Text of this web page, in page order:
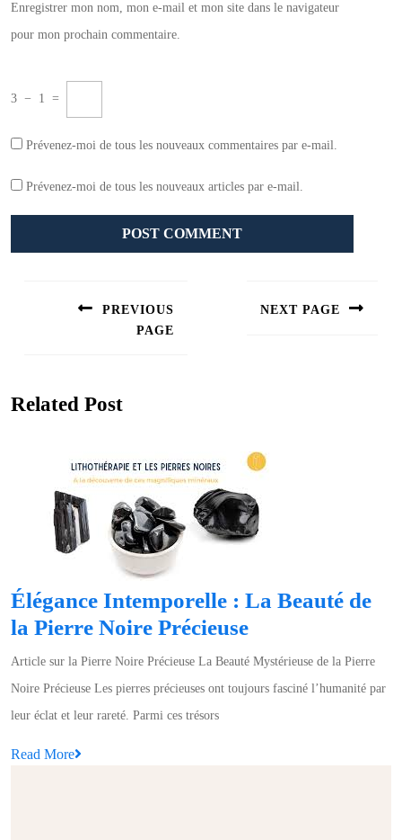
Enregistrer mon nom, mon e-mail et mon site dans le navigateur
pour mon prochain commentaire.
3 − 1 =
Prévenez-moi de tous les nouveaux commentaires par e-mail.
Prévenez-moi de tous les nouveaux articles par e-mail.
PREVIOUS
PAGE
NEXT PAGE
Related Post
Élégance Intemporelle : La Beauté de
la Pierre Noire PrécieuseÉlégance
Intemporelle
:
Article sur la Pierre Noire Précieuse La Beauté Mystérieuse de la Pierre
Noire Précieuse Les pierres précieuses ont toujours fasciné l’humanité par
leur éclat et leur rareté. Parmi ces trésors
Read More